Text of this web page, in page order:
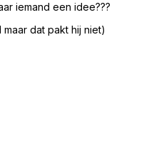
iemand een idee???
dat pakt hij niet)